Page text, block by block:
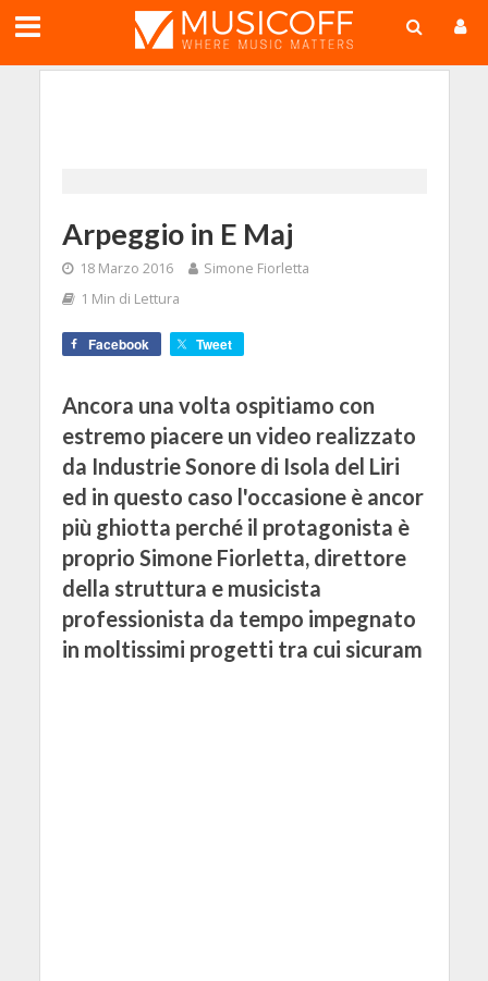
Arpeggio in E Maj
18 Marzo 2016
Simone Fiorletta
1 Min di Lettura
Facebook Tweet
Ancora una volta ospitiamo con
estremo piacere un video realizzato
da Industrie Sonore di Isola del Liri
ed in questo caso l'occasione è ancor
più ghiotta perché il protagonista è
proprio Simone Fiorletta, direttore
della struttura e musicista
professionista da tempo impegnato
in moltissimi progetti tra cui sicuram